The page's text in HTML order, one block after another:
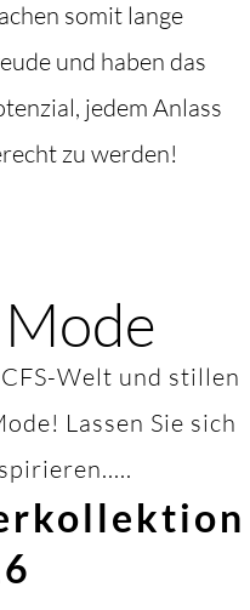
somit lange
und haben das
jedem Anlass
zu werden!
Welt und stillen
Lassen Sie sich